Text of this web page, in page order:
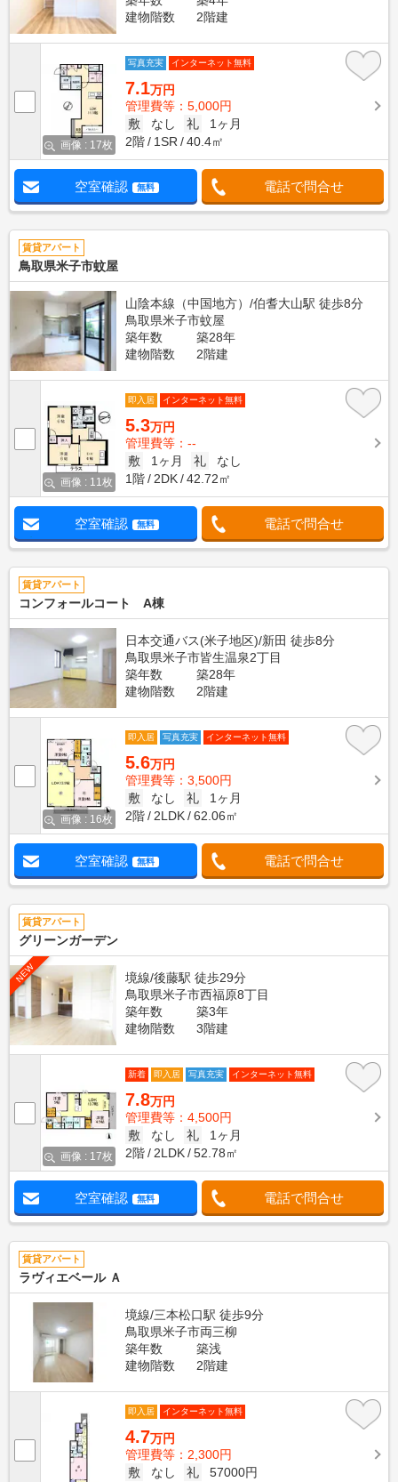
建物階数
2階建
画像 : 17枚
写真充実 インターネット無料
7.1万円
管理費等：5,000円
敷
なし 礼
1ヶ月
2階
1SR 40.4㎡
空室確認 無料 電話で問合せ
賃貸アパート
鳥取県米子市蚊屋
山陰本線（中国地方）/伯耆大山駅 徒歩8分
鳥取県米子市蚊屋
築年数
築28年
建物階数
2階建
画像 : 11枚
即入居 インターネット無料
5.3万円
管理費等：--
敷
1ヶ月 礼
なし
1階
2DK 42.72㎡
空室確認 無料 電話で問合せ
賃貸アパート
コンフォールコート A棟
日本交通バス(米子地区)/新田 徒歩8分
鳥取県米子市皆生温泉2丁目
築年数
築28年
建物階数
2階建
画像 : 16枚
即入居 写真充実 インターネット無料
5.6万円
管理費等：3,500円
敷
なし 礼
1ヶ月
2階
2LDK 62.06㎡
空室確認 無料 電話で問合せ
賃貸アパート
グリーンガーデン
NEW
境線/後藤駅 徒歩29分
鳥取県米子市西福原8丁目
築年数
築3年
建物階数
3階建
画像 : 17枚
新着 即入居 写真充実 インターネット無料
7.8万円
管理費等：4,500円
敷
なし 礼
1ヶ月
2階
2LDK 52.78㎡
空室確認 無料 電話で問合せ
賃貸アパート
ラヴィエベール Ａ
境線/三本松口駅 徒歩9分
鳥取県米子市両三柳
築年数
築浅
建物階数
2階建
即入居 インターネット無料
4.7万円
管理費等：2,300円
敷
なし 礼
57000円